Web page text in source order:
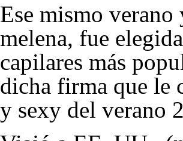
Ese mismo verano
melena, fue
capilares más
dicha firma que le
y sexy del verano